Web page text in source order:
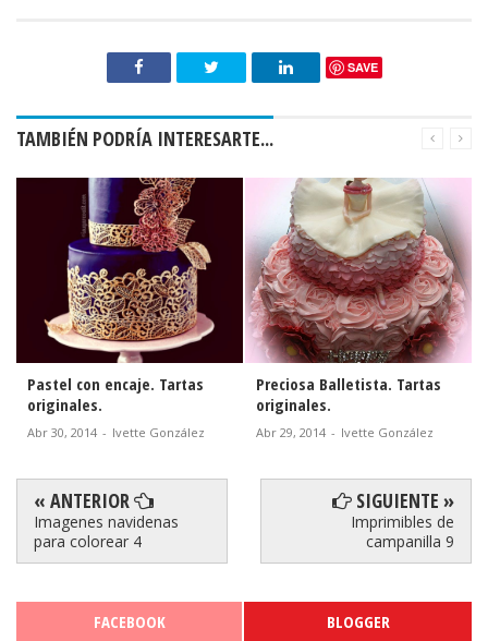
SAVE
TAMBIÉN PODRÍA INTERESARTE...
Pastel con encaje. Tartas
originales.
Abr 30, 2014 - Ivette González
Preciosa Balletista. Tartas
originales.
Abr 29, 2014 - Ivette González
« ANTERIOR
Imagenes navidenas
para colorear 4
SIGUIENTE »
Imprimibles de
campanilla 9
FACEBOOK BLOGGER